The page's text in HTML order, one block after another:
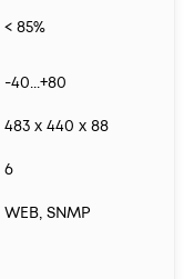
< 85%
-40...+80
483 x 440 x 88
6
WEB, SNMP